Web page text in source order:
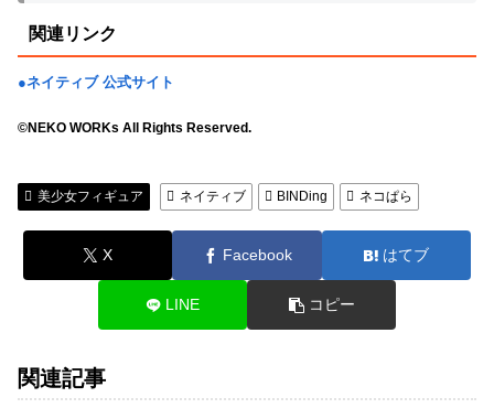
関連リンク
●ネイティブ 公式サイト
©NEKO WORKs All Rights Reserved.
美少女フィギュア ネイティブ BINDing ネコぱら
X Facebook はてブ
LINE コピー
関連記事